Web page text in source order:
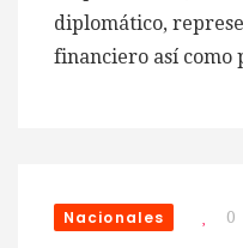
diplomático,
financiero así como
Nacionales 0